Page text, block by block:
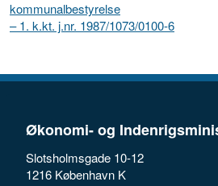
kommunalbestyrelse
– 1. k.kt. j.nr. 1987/1073/0100-6
Økonomi- og
Slotsholmsgade 10-12
1216 København K